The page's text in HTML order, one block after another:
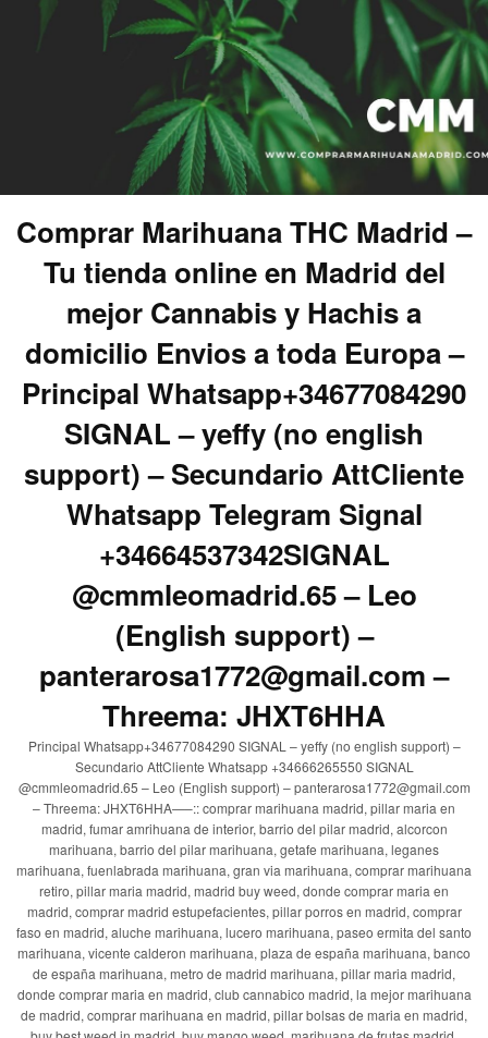
Comprar Marihuana THC Madrid –
Tu tienda online en Madrid del
mejor Cannabis y Hachis a
domicilio Envios a toda Europa –
Principal Whatsapp+34677084290
SIGNAL – yeffy (no english
support) – Secundario AttCliente
Whatsapp Telegram Signal
+34664537342SIGNAL
@cmmleomadrid.65 – Leo
(English support) –
panterarosa1772@gmail.com –
Threema: JHXT6HHA
Principal Whatsapp+34677084290 SIGNAL – yeffy (no english support) –
Secundario AttCliente Whatsapp +34666265550 SIGNAL
@cmmleomadrid.65 – Leo (English support) – panterarosa1772@gmail.com
– Threema: JHXT6HHA—–:: comprar marihuana madrid, pillar maria en
madrid, fumar amrihuana de interior, barrio del pilar madrid, alcorcon
marihuana, barrio del pilar marihuana, getafe marihuana, leganes
marihuana, fuenlabrada marihuana, gran via marihuana, comprar marihuana
retiro, pillar maria madrid, madrid buy weed, donde comprar maria en
madrid, comprar madrid estupefacientes, pillar porros en madrid, comprar
faso en madrid, aluche marihuana, lucero marihuana, paseo ermita del santo
marihuana, vicente calderon marihuana, plaza de españa marihuana, banco
de españa marihuana, metro de madrid marihuana, pillar maria madrid,
donde comprar maria en madrid, club cannabico madrid, la mejor marihuana
de madrid, comprar marihuana en madrid, pillar bolsas de maria en madrid,